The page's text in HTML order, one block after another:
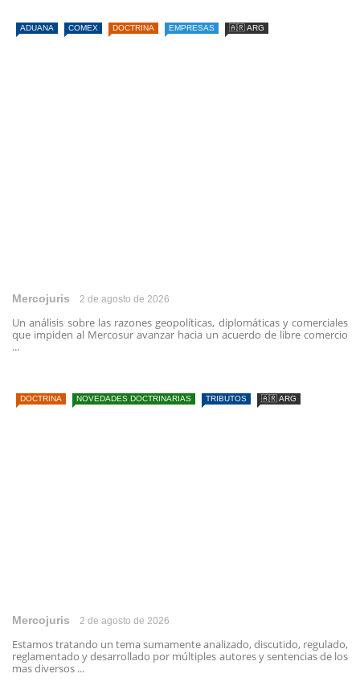
ADUANA COMEX DOCTRINA EMPRESAS 🇦🇷 ARG
Mercojuris 2 de agosto de 2026
Un análisis sobre las razones geopolíticas, diplomáticas y comerciales
que impiden al Mercosur avanzar hacia un acuerdo de libre comercio
...
DOCTRINA NOVEDADES DOCTRINARIAS TRIBUTOS 🇦🇷 ARG
Mercojuris 2 de agosto de 2026
Estamos tratando un tema sumamente analizado, discutido, regulado,
reglamentado y desarrollado por múltiples autores y sentencias de los
mas diversos ...